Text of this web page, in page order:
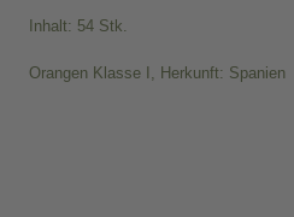
Inhalt: 54 Stk.
Orangen Klasse I, Herkunft: Spanien